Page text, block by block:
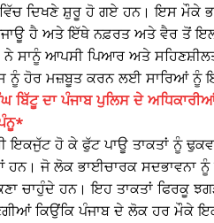
ਦਿਖਣੇ ਸ਼ੁਰੂ ਹੋ ਗਏ ਹਨ। ਇਸ ਮੌਕੇ
ਹੈ ਅਤੇ ਇੱਥੇ ਨਫ਼ਰਤ ਅਤੇ ਵੈਰ ਤੋਂ
ਨੇ ਸਾਨੂੰ ਆਪਸੀ ਪਿਆਰ ਅਤੇ
ਨੂੰ ਹੋਰ ਮਜ਼ਬੂਤ ਕਰਨ ਲਈ ਸਾਰਿਆਂ ਨੂੰ
ਬਿੱਟੂ ਦਾ ਪੰਜਾਬ ਪੁਲਿਸ ਦੇ
ਇਕਜੁੱਟ ਹੋ ਕੇ ਫੁੱਟ ਪਾਊ ਤਾਕਤਾਂ ਨੂੰ
ਹਨ। ਜੋ ਲੋਕ ਭਾਈਚਾਰਕ
ਚਾਹੁੰਦੇ ਹਨ। ਇਹ ਤਾਕਤਾਂ ਫਿਰਕੂ
ਕਿਉਂਕਿ ਪੰਜਾਬ ਦੇ ਲੋਕ ਹਰ ਮੌਕੇ